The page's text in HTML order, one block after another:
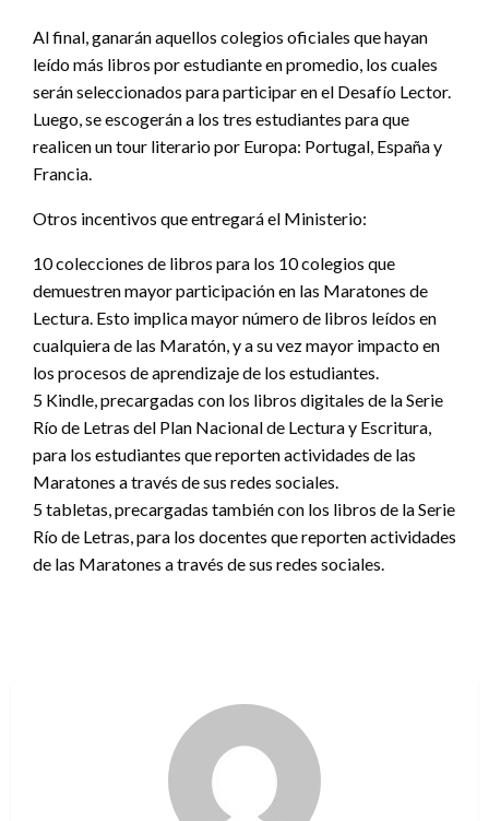
Al final, ganarán aquellos colegios oficiales que hayan
leído más libros por estudiante en promedio, los cuales
serán seleccionados para participar en el Desafío Lector.
Luego, se escogerán a los tres estudiantes para que
realicen un tour literario por Europa: Portugal, España y
Francia.
Otros incentivos que entregará el Ministerio:
10 colecciones de libros para los 10 colegios que
demuestren mayor participación en las Maratones de
Lectura. Esto implica mayor número de libros leídos en
cualquiera de las Maratón, y a su vez mayor impacto en
los procesos de aprendizaje de los estudiantes.
5 Kindle, precargadas con los libros digitales de la Serie
Río de Letras del Plan Nacional de Lectura y Escritura,
para los estudiantes que reporten actividades de las
Maratones a través de sus redes sociales.
5 tabletas, precargadas también con los libros de la Serie
Río de Letras, para los docentes que reporten actividades
de las Maratones a través de sus redes sociales.